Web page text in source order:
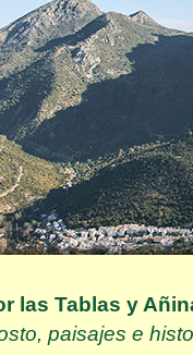
las Tablas y
paisajes e